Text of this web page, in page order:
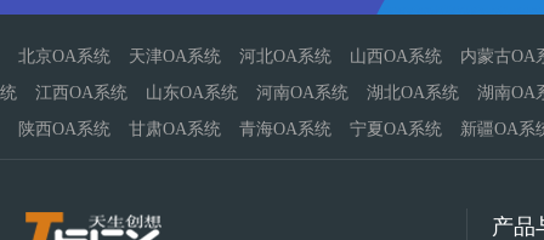
北京OA系统 天津OA系统 河北OA系统 山西OA系统
内蒙古OA
统
江西OA系统 山东OA系统 河南OA系统 湖北OA系统
湖南OA
陕西OA系统
甘肃OA系统 青海OA系统 宁夏OA系统 新疆OA系
产品